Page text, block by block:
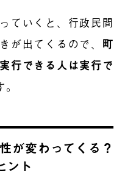
ていくと、行政民間
が出てくるので、 町
行できる人は実行で
が変わってくる？
ント